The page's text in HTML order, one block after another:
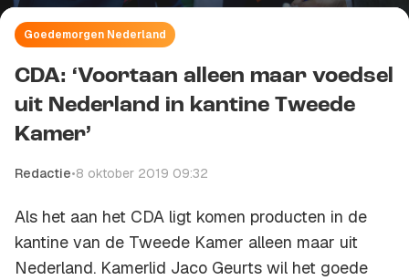
Goedemorgen Nederland
CDA: ‘Voortaan alleen maar voedsel
uit Nederland in kantine Tweede
Kamer’
Redactie•8 oktober 2019 09:32
Als het aan het CDA ligt komen producten in de
kantine van de Tweede Kamer alleen maar uit
Nederland. Kamerlid Jaco Geurts wil het goede